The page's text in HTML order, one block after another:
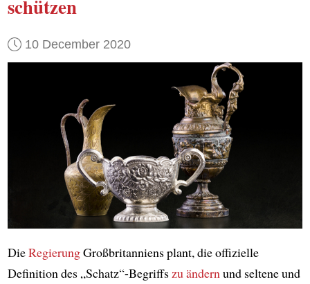
schützen
10 December 2020
DieRegierungGroßbritanniens plant, die offizielle
Definition des „Schatz“-Begriffs zu ändern und seltene und